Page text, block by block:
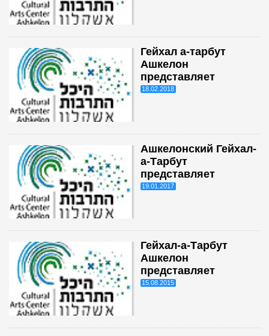
Гейхал а-тарбут
Ашкелон
представляет
18.02.2018
Ашкелонский Гейхал-
а-Тарбут
представляет
19.01.2017
Гейхал-а-Тарбут
Ашкелон
представляет
15.08.2015